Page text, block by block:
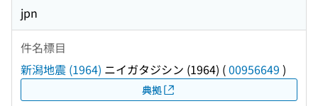
jpn
件名標目
新潟地震 (1964) ニイガタジシン (1964) (00956649 )
典拠